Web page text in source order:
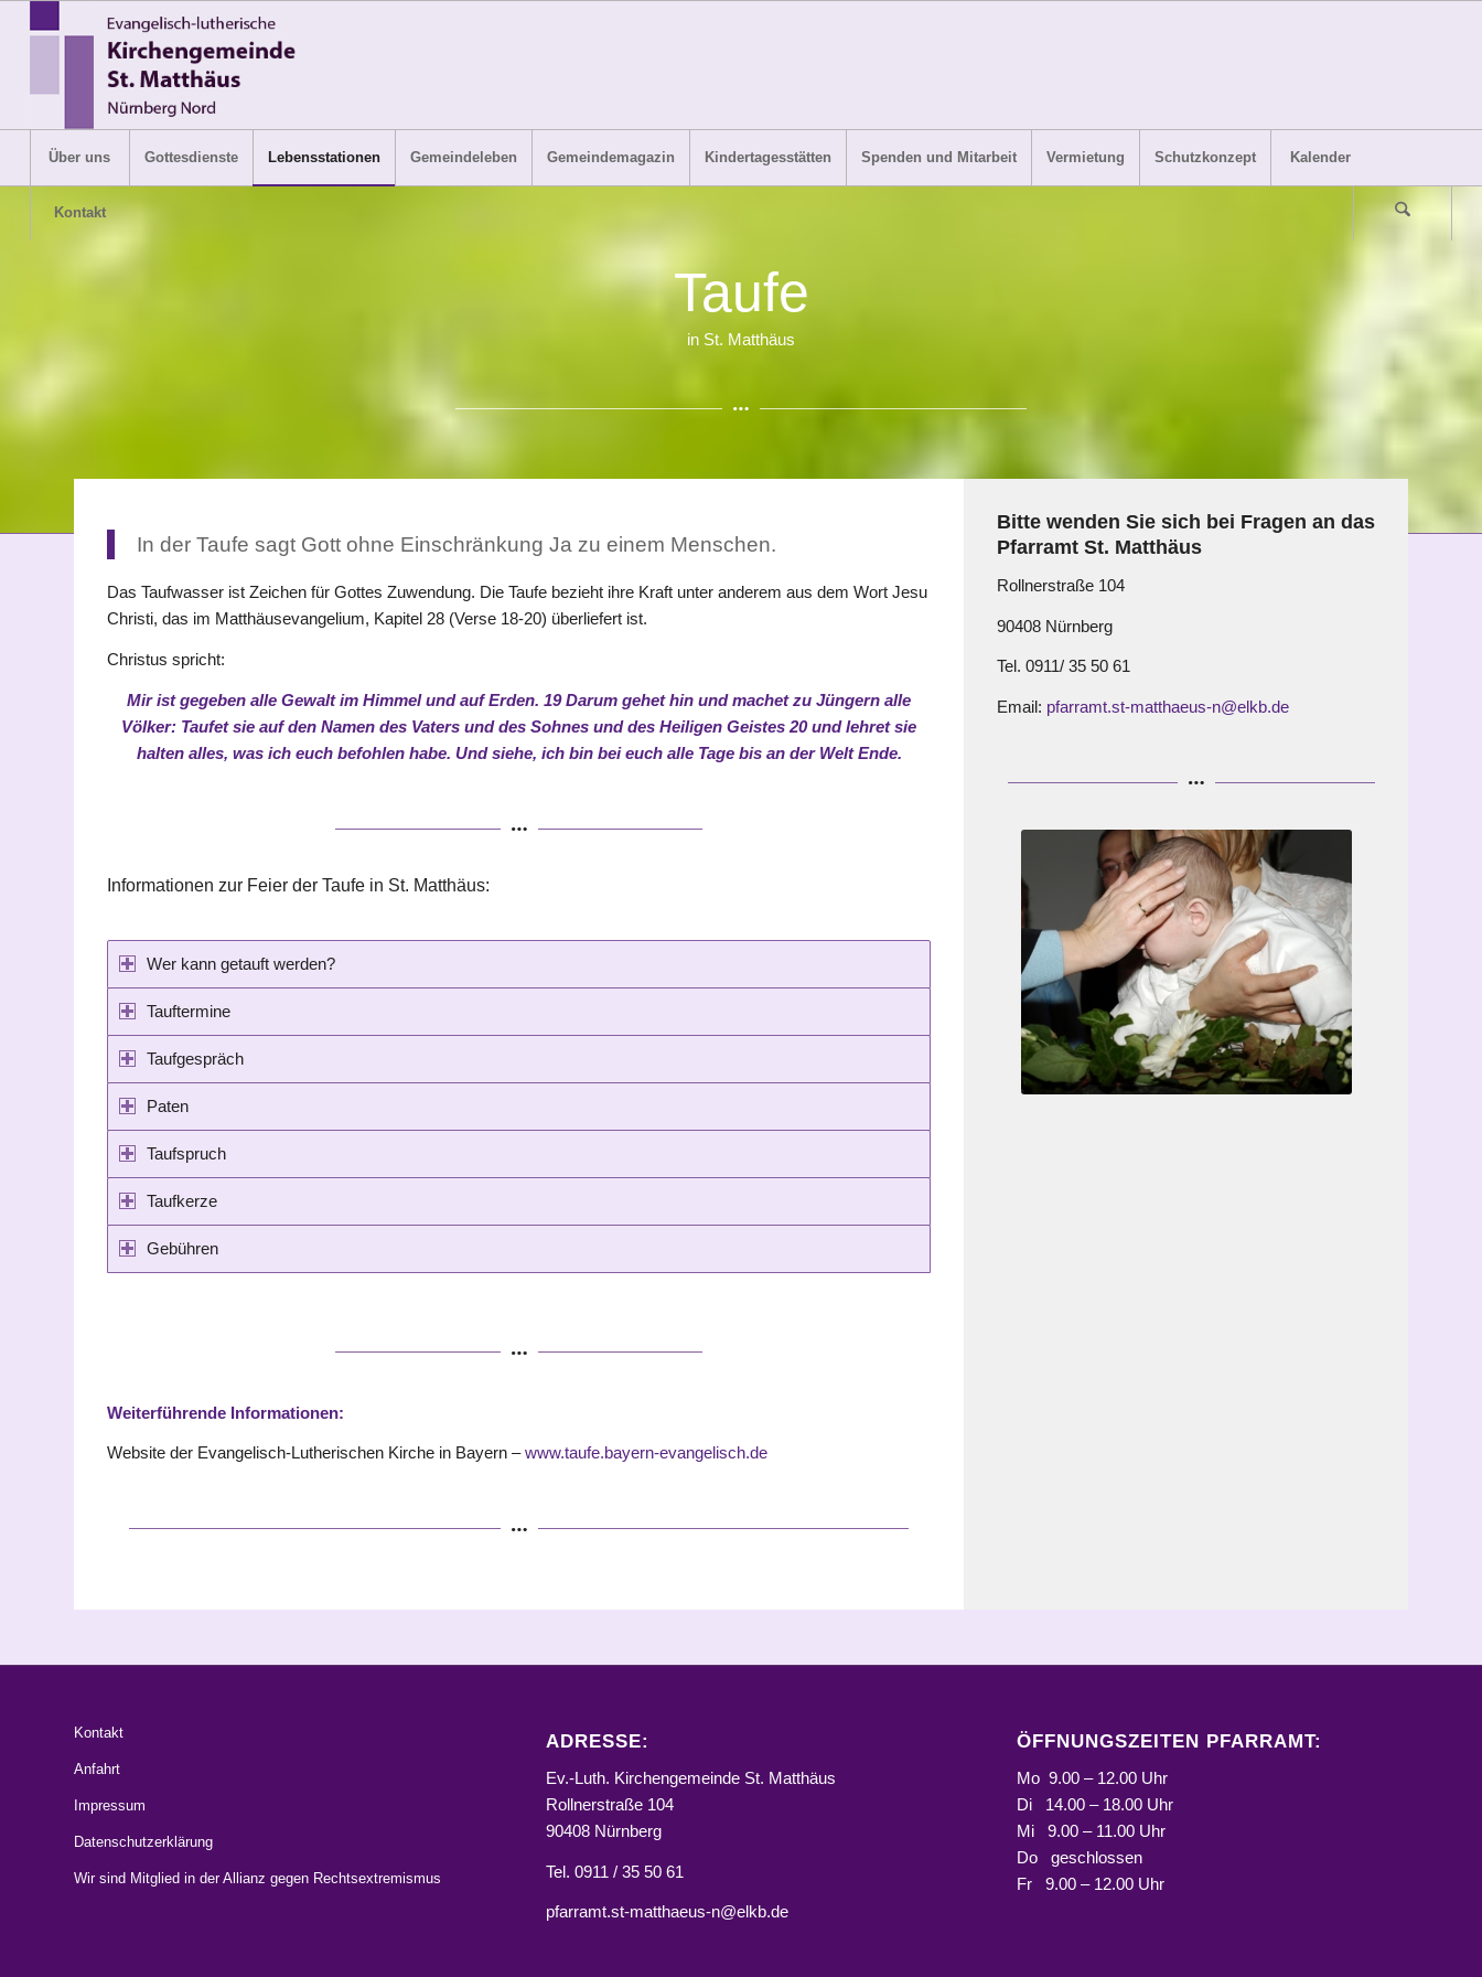
Über uns Gottesdienste Lebensstationen Gemeindeleben Gemeindemagazin Kindertagesstätten Spenden und Mitarbeit Vermietung Schutzkonzept Kalender
Kontakt
Taufe
in St. Matthäus
In der Taufe sagt Gott ohne Einschränkung Ja zu einem Menschen.
Das Taufwasser ist Zeichen für Gottes Zuwendung. Die Taufe bezieht ihre Kraft unter anderem aus dem Wort Jesu
Christi, das im Matthäusevangelium, Kapitel 28 (Verse 18-20) überliefert ist.
Christus spricht:
Mir ist gegeben alle Gewalt im Himmel und auf Erden. 19 Darum gehet hin und machet zu Jüngern alle
Völker: Taufet sie auf den Namen des Vaters und des Sohnes und des Heiligen Geistes 20 und lehret sie
halten alles, was ich euch befohlen habe. Und siehe, ich bin bei euch alle Tage bis an der Welt Ende.
Informationen zur Feier der Taufe in St. Matthäus:
Wer kann getauft werden?
Tauftermine
Taufgespräch
Paten
Taufspruch
Taufkerze
Gebühren
Weiterführende Informationen:
Website der Evangelisch-Lutherischen Kirche in Bayern –www.taufe.bayern-evangelisch.de
Bitte wenden Sie sich bei Fragen an das
Pfarramt St. Matthäus
Rollnerstraße 104
90408 Nürnberg
Tel. 0911/ 35 50 61
Email: pfarramt.st-matthaeus-n@elkb.de
Kontakt
Anfahrt
Impressum
Datenschutzerklärung
Wir sind Mitglied in der Allianz gegen Rechtsextremismus
ADRESSE:
Ev.-Luth. Kirchengemeinde St. Matthäus
Rollnerstraße 104
90408 Nürnberg
Tel. 0911 / 35 50 61
pfarramt.st-matthaeus-n@elkb.de
ÖFFNUNGSZEITEN PFARRAMT:
Mo 9.00 – 12.00 Uhr
Di 14.00 – 18.00 Uhr
Mi 9.00 – 11.00 Uhr
Do geschlossen
Fr 9.00 – 12.00 Uhr